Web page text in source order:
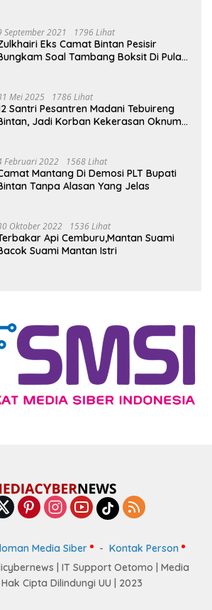
September 2021 1796 Lihat
Eks Camat Bintan Pesisir
Soal Tambang Boksit Di Pulau
Mei 2025 1786 Lihat
Santri Pesantren Madani Tebuireng
Jadi Korban Kekerasan Oknum
Februari 2022 1568 Lihat
Mantang Di Demosi PLT Bupati
Tanpa Alasan Yang Jelas
Oktober 2022 1536 Lihat
Api Cemburu,Mantan Suami
Suami Mantan Istri
Media Siber
Kontak Person
| IT Support Oetomo | Media
Cipta Dilindungi UU | 2023